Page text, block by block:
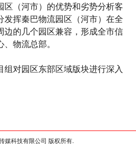
区（河市）的优势和劣势分析客
发挥秦巴物流园区（河市）在全
边的几个园区兼容，形成全市信
物流总部。
对园区东部区域版块进行深入
媒科技有限公司 版权所有.